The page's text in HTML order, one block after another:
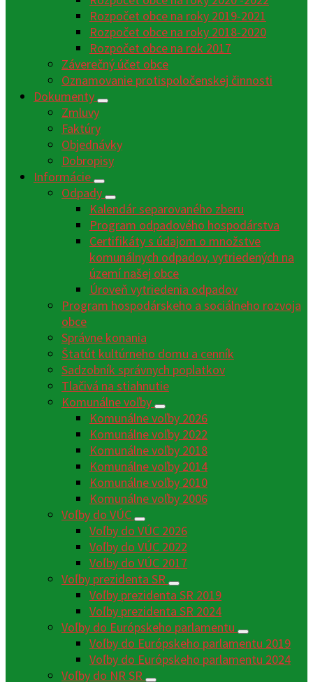
Rozpočet obce na roky 2019-2021
Rozpočet obce na roky 2018-2020
Rozpočet obce na rok 2017
Záverečný účet obce
Oznamovanie protispoločenskej činnosti
Dokumenty
Zmluvy
Faktúry
Objednávky
Dobropisy
Informácie
Odpady
Kalendár separovaného zberu
Program odpadového hospodárstva
Certifikáty s údajom o množstve
komunálnych odpadov, vytriedených na
území našej obce
Úroveň vytriedenia odpadov
Program hospodárskeho a sociálneho rozvoja
obce
Správne konania
Štatút kultúrneho domu a cenník
Sadzobník správnych poplatkov
Tlačivá na stiahnutie
Komunálne voľby
Komunálne voľby 2026
Komunálne voľby 2022
Komunálne voľby 2018
Komunálne voľby 2014
Komunálne voľby 2010
Komunálne voľby 2006
Voľby do VÚC
Voľby do VÚC 2026
Voľby do VÚC 2022
Voľby do VÚC 2017
Voľby prezidenta SR
Voľby prezidenta SR 2019
Voľby prezidenta SR 2024
Voľby do Európskeho parlamentu
Voľby do Európskeho parlamentu 2019
Voľby do Európskeho parlamentu 2024
Voľby do NR SR